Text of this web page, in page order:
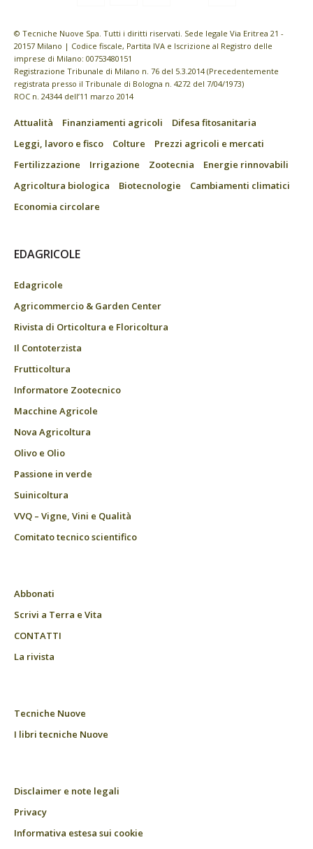
© Tecniche Nuove Spa. Tutti i diritti riservati. Sede legale Via Eritrea 21 -
20157 Milano | Codice fiscale, Partita IVA e Iscrizione al Registro delle
imprese di Milano: 00753480151
Registrazione Tribunale di Milano n. 76 del 5.3.2014 (Precedentemente
registrata presso il Tribunale di Bologna n. 4272 del 7/04/1973)
ROC n. 24344 dell’11 marzo 2014
Attualità Finanziamenti agricoli
Difesa fitosanitaria
Leggi, lavoro e fisco
Colture
Prezzi agricoli e mercati
Fertilizzazione
Irrigazione Zootecnia
Energie rinnovabili
Agricoltura biologica
Biotecnologie
Cambiamenti climatici
Economia circolare
EDAGRICOLE
Edagricole
Agricommercio & Garden Center
Rivista di Orticoltura e Floricoltura
Il Contoterzista
Frutticoltura
Informatore Zootecnico
Macchine Agricole
Nova Agricoltura
Olivo e Olio
Passione in verde
Suinicoltura
VVQ – Vigne, Vini e Qualità
Comitato tecnico scientifico
Abbonati
Scrivi a Terra e Vita
CONTATTI
La rivista
Tecniche Nuove
I libri tecniche Nuove
Disclaimer e note legali
Privacy
Informativa estesa sui cookie